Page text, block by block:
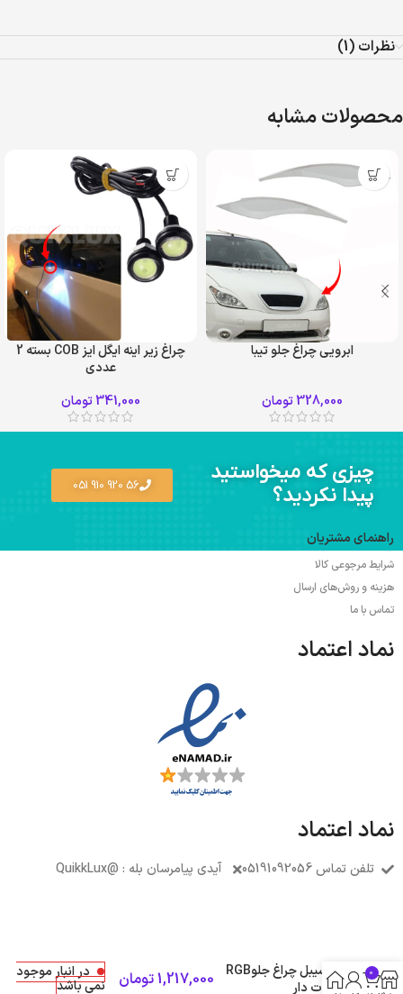
نظرات (1)
محصولات مشابه
ابرویی چراغ جلو تیبا
328,000تومان
چراغ زیر اینه ایگل ایز COB بسته 2
عددی
341,000تومان
چیزی که میخواستید
پیدا نکردید؟
56 920 910 051
راهنمای مشتریان
شرایط مرجوعی کالا
هزینه و روش‌های ارسال
تماس با ما
نماد اعتماد
نماد اعتماد
تلفن تماس 05191092056 آیدی پیامرسان بله : @QuikkLux
فلکسیبل چراغ جلوRGB
ریموت دار
1,217,000تومان در انبار موجود
نمی باشد
0